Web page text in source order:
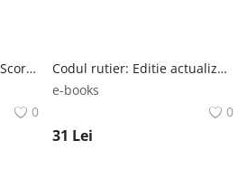
Freud Museum | Ioana Scorus Polirom
0
Codul rutier: Editie actualizata la 22 ianuarie 2019​ | Rosetti
e-books
0
31 Lei